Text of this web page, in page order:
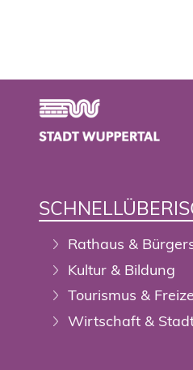
Footer
Rathaus &
Kultur & Bildung
Tourismus &
Wirtschaft &